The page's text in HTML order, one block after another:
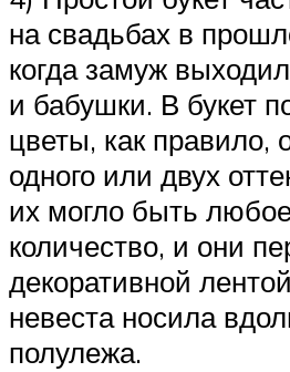
на свадьбах в
когда замуж
и бабушки. В букет
цветы, как правило,
одного или двух
их могло быть
количество, и они
декоративной
невеста носила
полулежа.